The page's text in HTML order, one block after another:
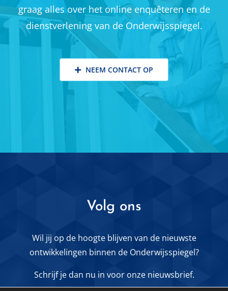
graag alles over het online enquêteren en de
dienstverlening van de Onderwijsspiegel.
NEEM CONTACT OP
Volg ons
Wil jij op de hoogte blijven van de nieuwste
ontwikkelingen binnen de Onderwijsspiegel?
Schrijf je dan nu in voor onze nieuwsbrief.